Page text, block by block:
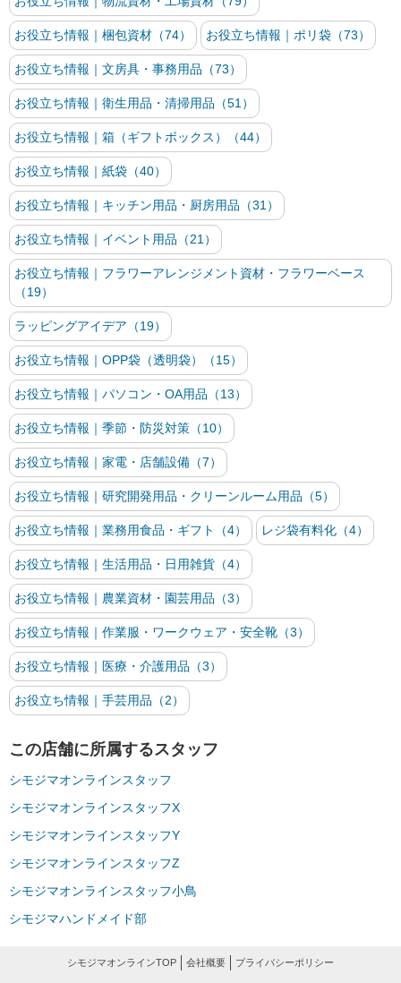
お役立ち情報｜梱包資材（74） お役立ち情報｜ポリ袋（73）
お役立ち情報｜文房具・事務用品（73）
お役立ち情報｜衛生用品・清掃用品（51）
お役立ち情報｜箱（ギフトボックス）（44）
お役立ち情報｜紙袋（40）
お役立ち情報｜キッチン用品・厨房用品（31）
お役立ち情報｜イベント用品（21）
お役立ち情報｜フラワーアレンジメント資材・フラワーベース
（19）
ラッピングアイデア（19）
お役立ち情報｜OPP袋（透明袋）（15）
お役立ち情報｜パソコン・OA用品（13）
お役立ち情報｜季節・防災対策（10）
お役立ち情報｜家電・店舗設備（7）
お役立ち情報｜研究開発用品・クリーンルーム用品（5）
お役立ち情報｜業務用食品・ギフト（4） レジ袋有料化（4）
お役立ち情報｜生活用品・日用雑貨（4）
お役立ち情報｜農業資材・園芸用品（3）
お役立ち情報｜作業服・ワークウェア・安全靴（3）
お役立ち情報｜医療・介護用品（3）
お役立ち情報｜手芸用品（2）
この店舗に所属するスタッフ
シモジマオンラインスタッフ
シモジマオンラインスタッフX
シモジマオンラインスタッフY
シモジマオンラインスタッフZ
シモジマオンラインスタッフ小鳥
シモジマハンドメイド部
シモジマオンラインTOP 会社概要 プライバシーポリシー